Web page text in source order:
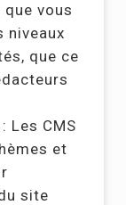
vous
niveaux
que ce
: Les CMS
et
site